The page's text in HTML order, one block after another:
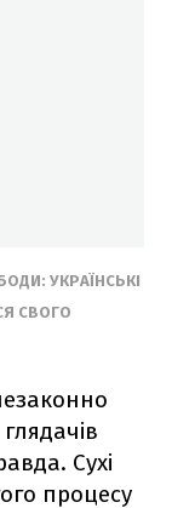
УКРАЇНСЬКІ
СВОГО
Сухі
процесу